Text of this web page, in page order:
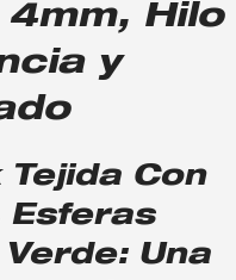
Hilo
y
Con
Esferas
Una